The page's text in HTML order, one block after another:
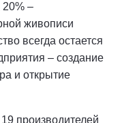
20% –
живописи
всегда остается
– создание
и открытие
производителей